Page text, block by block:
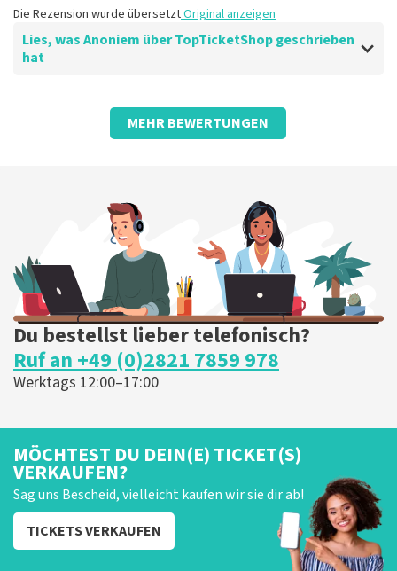
Die Rezension wurde übersetztOriginal anzeigen
Lies, was Anoniem über TopTicketShop geschrieben
hat
Bewertung von Anoniem überTopTicketShop
Original anzeigen
MEHR BEWERTUNGEN
Du bestellst lieber telefonisch?
Ruf an +49 (0)2821 7859 978
Werktags 12:00–17:00
MÖCHTEST DU DEIN(E) TICKET(S)
VERKAUFEN?
Sag uns Bescheid, vielleicht kaufen wir sie dir ab!
TICKETS VERKAUFEN